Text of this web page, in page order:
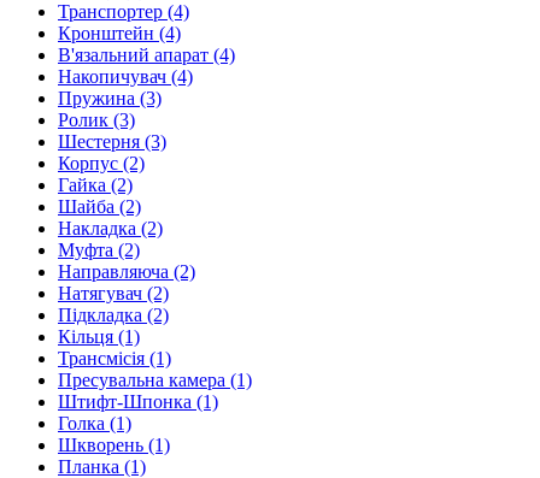
Транспортер (4)
Кронштейн (4)
В'язальний апарат (4)
Накопичувач (4)
Пружина (3)
Ролик (3)
Шестерня (3)
Корпус (2)
Гайка (2)
Шайба (2)
Накладка (2)
Муфта (2)
Направляюча (2)
Натягувач (2)
Підкладка (2)
Кільця (1)
Трансмісія (1)
Пресувальна камера (1)
Штифт-Шпонка (1)
Голка (1)
Шкворень (1)
Планка (1)